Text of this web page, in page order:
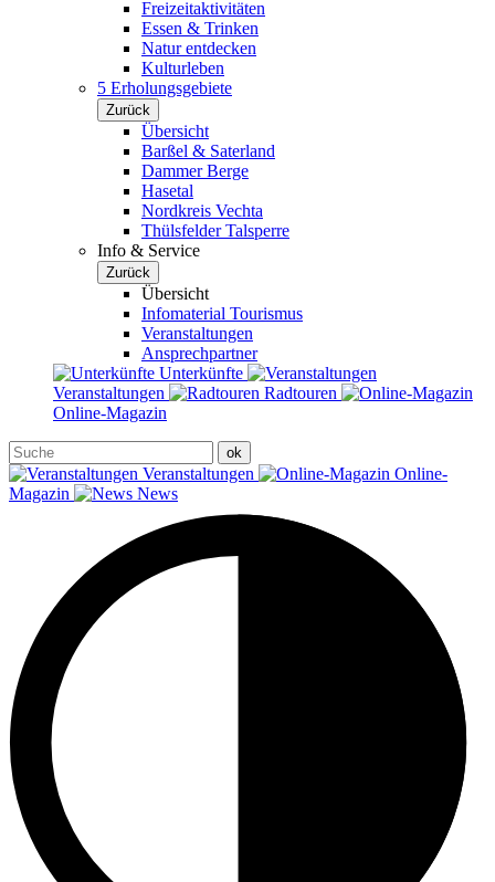
Freizeitaktivitäten
Essen & Trinken
Natur entdecken
Kulturleben
5 Erholungsgebiete
Zurück
Übersicht
Barßel & Saterland
Dammer Berge
Hasetal
Nordkreis Vechta
Thülsfelder Talsperre
Info & Service
Zurück
Übersicht
Infomaterial Tourismus
Veranstaltungen
Ansprechpartner
Unterkünfte
Veranstaltungen
Radtouren
Online-Magazin
Veranstaltungen
Online-
Magazin
News